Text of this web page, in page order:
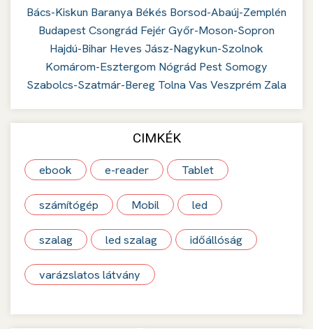
Bács-Kiskun Baranya Békés Borsod-Abaúj-Zemplén
BudapestCsongrád FejérGyőr-Moson-Sopron
Hajdú-Bihar Heves Jász-Nagykun-Szolnok
Komárom-Esztergom Nógrád Pest Somogy
Szabolcs-Szatmár-Bereg Tolna Vas Veszprém Zala
CIMKÉK
ebook e-reader Tablet
számítógép Mobil led
szalag led szalag időállóság
varázslatos látvány